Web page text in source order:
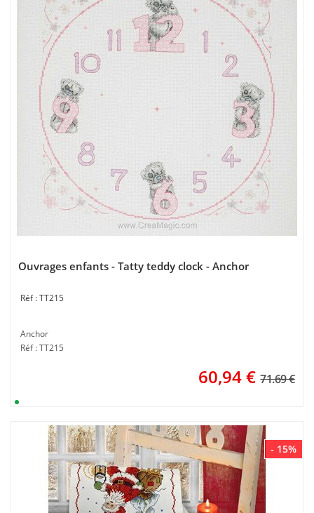
Ouvrages enfants - Tatty teddy clock - Anchor
TT215
Anchor
Réf : TT215
60,94€ 71.69 €
- 15%